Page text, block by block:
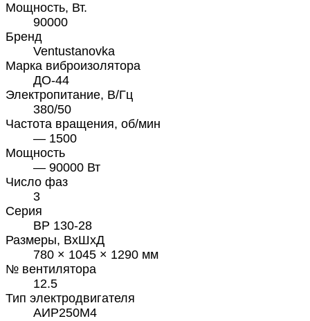
Мощность, Вт.
90000
Бренд
Ventustanovka
Марка виброизолятора
ДО-44
Электропитание, В/Гц
380/50
Частота вращения, об/мин
— 1500
Мощность
— 90000 Вт
Число фаз
3
Серия
ВР 130-28
Размеры, ВхШхД
780 × 1045 × 1290 мм
№ вентилятора
12.5
Тип электродвигателя
АИР250М4